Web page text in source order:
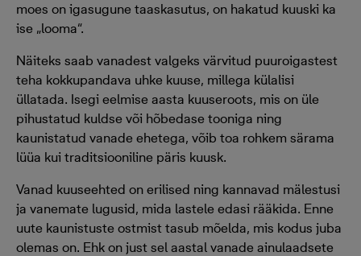
moes on igasugune taaskasutus, on hakatud kuuski ka
ise „looma“.
Näiteks saab vanadest valgeks värvitud puuroigastest
teha kokkupandava uhke kuuse, millega külalisi
üllatada. Isegi eelmise aasta kuuseroots, mis on üle
pihustatud kuldse või hõbedase tooniga ning
kaunistatud vanade ehetega, võib toa rohkem särama
lüüa kui traditsiooniline päris kuusk.
Vanad kuuseehted on erilised ning kannavad mälestusi
ja vanemate lugusid, mida lastele edasi rääkida. Enne
uute kaunistuste ostmist tasub mõelda, mis kodus juba
olemas on. Ehk on just sel aastal vanade ainulaadsete